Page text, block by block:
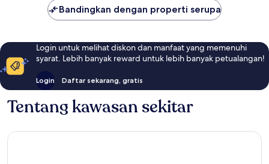
Bandingkan dengan properti serupa
Login untuk melihat diskon dan manfaat yang memenuhi
syarat. Lebih banyak reward untuk lebih banyak petualangan!
Login Daftar sekarang, gratis
Tentang kawasan sekitar